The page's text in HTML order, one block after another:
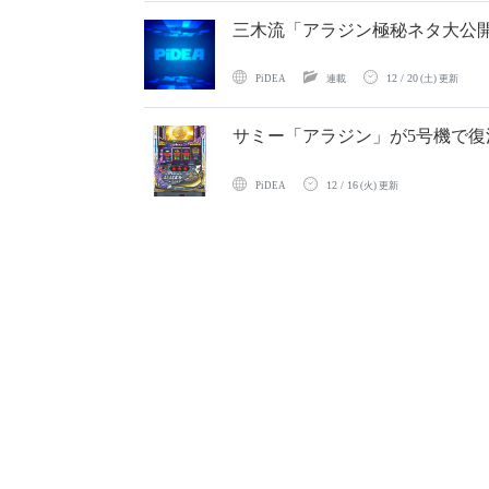
三木流「アラジン極秘ネタ大公
PiDEA 連載 12 / 20(土) 更新
サミー「アラジン」が5号機で復
PiDEA 12 / 16(火) 更新